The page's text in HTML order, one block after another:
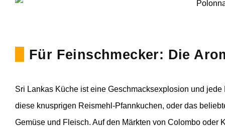
Für Feinschmecker: Die
Sri Lankas Küche ist eine Geschmacksexplosion und
diese knusprigen Reismehl-Pfannkuchen, oder das
Gemüse und Fleisch. Auf den Märkten von Colombo oder